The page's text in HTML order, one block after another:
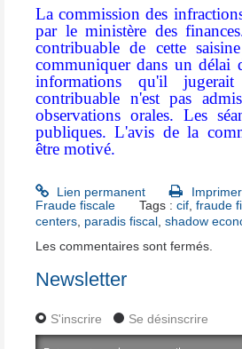
La commission des
par le ministère des
contribuable de cette
communiquer dans un délai
informations qu'il jugerait
contribuable n'est pas
observations orales. Les
publiques. L'avis de la
être motivé.
Lien permanent Imprimer
Fraude fiscale
Tags :cif ,fraude
centers paradis fiscal shadow
Les commentaires sont fermés.
Newsletter
S'inscrire Se désinscrire